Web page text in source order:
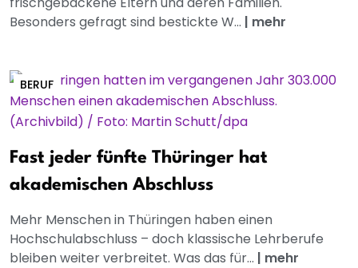
Besonders gefragt sind bestickte W... | mehr
BERUF
Fast jeder fünfte Thüringer hat
akademischen Abschluss
Mehr Menschen in Thüringen haben einen
Hochschulabschluss – doch klassische Lehrberufe
bleiben weiter verbreitet. Was das für... | mehr